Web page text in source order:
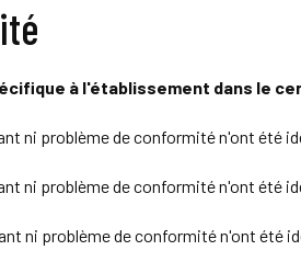
à l'établissement dans le
ni problème de conformité n'ont été
ni problème de conformité n'ont été
ni problème de conformité n'ont été